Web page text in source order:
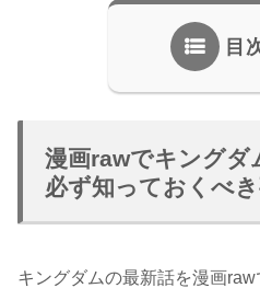
目
漫画rawでキングダ
必ず知っておくべ
キングダムの最新話を漫画